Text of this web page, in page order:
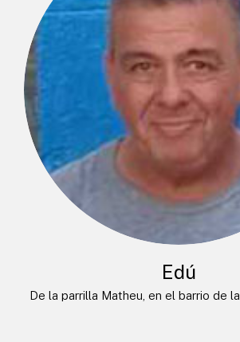
Edú
De la parrilla Matheu, en el barrio de